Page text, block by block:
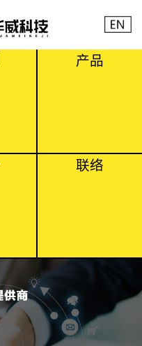
产品
联络